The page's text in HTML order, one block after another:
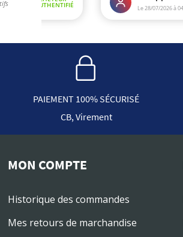
PAIEMENT 100% SÉCURISÉ
CB, Virement
MON COMPTE
Historique des commandes
Mes retours de marchandise